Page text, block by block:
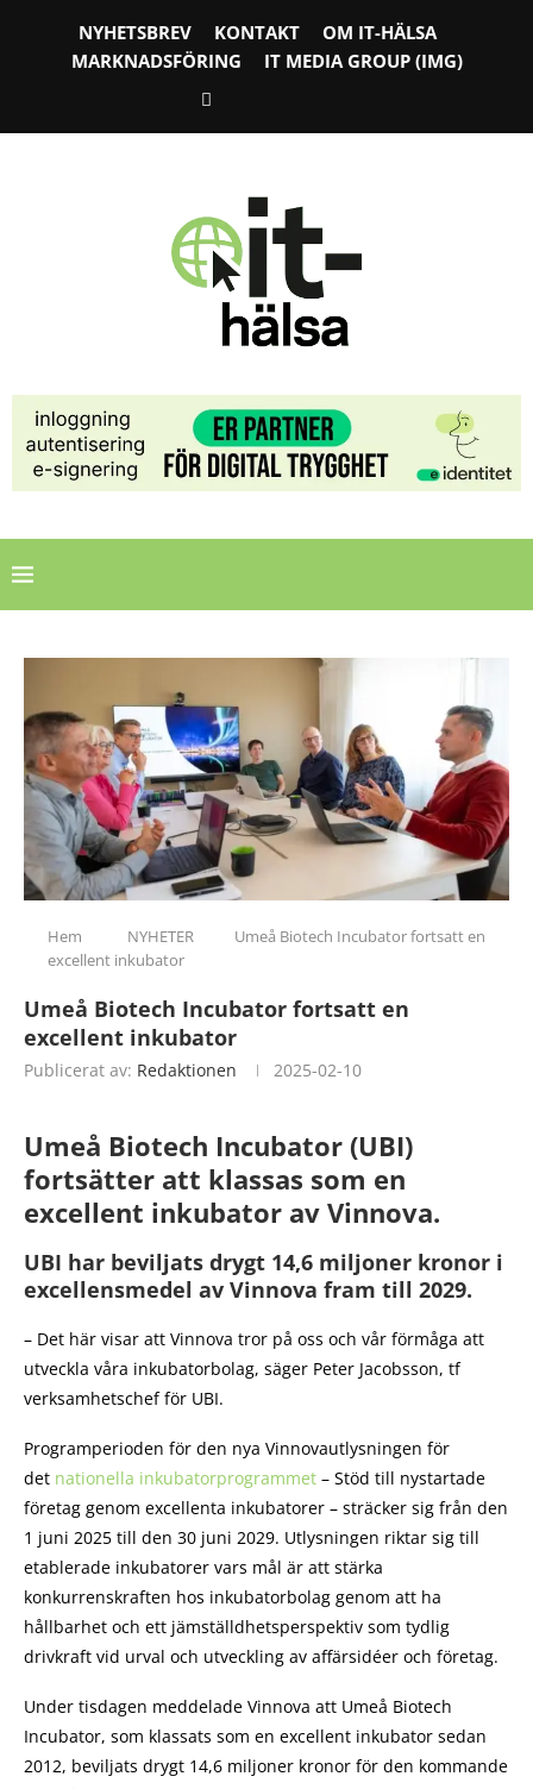
NYHETSBREV KONTAKT
OM IT-HÄLSA
MARKNADSFÖRING
IT MEDIA GROUP (IMG)
Hem NYHETER
Umeå Biotech Incubator fortsatt en
excellent inkubator
Umeå Biotech Incubator fortsatt en
excellent inkubator
Publicerat av: Redaktionen 2025-02-10
Umeå Biotech Incubator (UBI)
fortsätter att klassas som en
excellent inkubator av Vinnova.
UBI har beviljats drygt 14,6 miljoner kronor i
excellensmedel av Vinnova fram till 2029.
– Det här visar att Vinnova tror på oss och vår förmåga att
utveckla våra inkubatorbolag, säger Peter Jacobsson, tf
verksamhetschef för UBI.
Programperioden för den nya Vinnovautlysningen för
det nationella inkubatorprogrammet – Stöd till nystartade
företag genom excellenta inkubatorer – sträcker sig från den
1 juni 2025 till den 30 juni 2029. Utlysningen riktar sig till
etablerade inkubatorer vars mål är att stärka
konkurrenskraften hos inkubatorbolag genom att ha
hållbarhet och ett jämställdhetsperspektiv som tydlig
drivkraft vid urval och utveckling av affärsidéer och företag.
Under tisdagen meddelade Vinnova att Umeå Biotech
Incubator, som klassats som en excellent inkubator sedan
2012, beviljats drygt 14,6 miljoner kronor för den kommande